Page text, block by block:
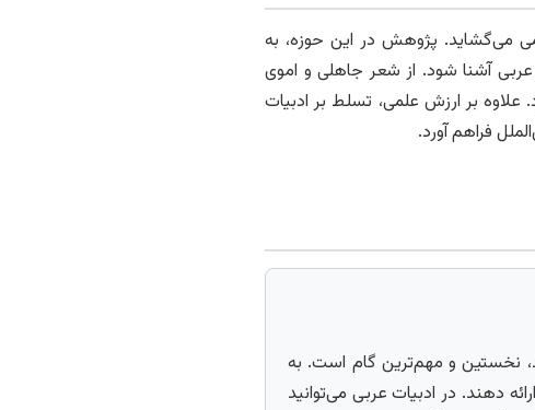
می‌گشاید. پژوهش در این حوزه، به
آشنا شود. از شعر جاهلی و اموی
علاوه بر ارزش علمی، تسلط بر ادبیات
فراهم آورد.
نخستین و مهم‌ترین گام است. به
دهند. در ادبیات عربی می‌توانید